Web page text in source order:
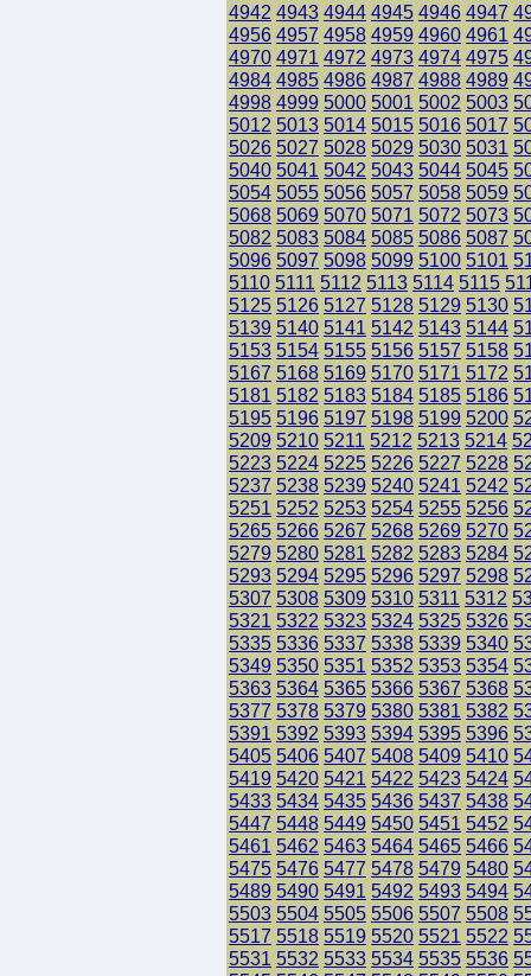
4942 4943 4944 4945 4946 4947
4956 4957 4958 4959 4960 4961
4970 4971 4972 4973 4974 4975
4984 4985 4986 4987 4988 4989
4998 4999 5000 5001 5002 5003
5012 5013 5014 5015 5016 5017
5026 5027 5028 5029 5030 5031
5040 5041 5042 5043 5044 5045
5054 5055 5056 5057 5058 5059
5068 5069 5070 5071 5072 5073
5082 5083 5084 5085 5086 5087
5096 5097 5098 5099 5100 5101
5110 5111 5112 5113 5114 5115
5125 5126 5127 5128 5129 5130
5139 5140 5141 5142 5143 5144
5153 5154 5155 5156 5157 5158
5167 5168 5169 5170 5171 5172
5181 5182 5183 5184 5185 5186
5195 5196 5197 5198 5199 5200
5209 5210 5211 5212 5213 5214
5223 5224 5225 5226 5227 5228
5237 5238 5239 5240 5241 5242
5251 5252 5253 5254 5255 5256
5265 5266 5267 5268 5269 5270
5279 5280 5281 5282 5283 5284
5293 5294 5295 5296 5297 5298
5307 5308 5309 5310 5311 5312
5321 5322 5323 5324 5325 5326
5335 5336 5337 5338 5339 5340
5349 5350 5351 5352 5353 5354
5363 5364 5365 5366 5367 5368
5377 5378 5379 5380 5381 5382
5391 5392 5393 5394 5395 5396
5405 5406 5407 5408 5409 5410
5419 5420 5421 5422 5423 5424
5433 5434 5435 5436 5437 5438
5447 5448 5449 5450 5451 5452
5461 5462 5463 5464 5465 5466
5475 5476 5477 5478 5479 5480
5489 5490 5491 5492 5493 5494
5503 5504 5505 5506 5507 5508
5517 5518 5519 5520 5521 5522
5531 5532 5533 5534 5535 5536